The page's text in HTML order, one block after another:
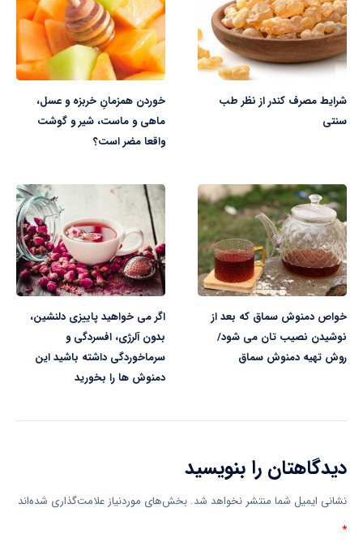
شرایط مصرف کندر از نظر طب
سنتی
خوردن همزمانِ خربزه و عسل،
ماهی و ماست، شیر و گوشت
واقعا مضر است؟
خواص دمنوش سماق که بعد از
نوشیدن نصیب تان می شود/
روش تهیه دمنوش سماق
اگر می خواهید پاییزی دلنشین،
بدون آلرژی، افسردگی و
سرماخوردگی‌ داشته باشید این
دمنوش ها را بخورید
دیدگاهتان را بنویسید
نشانی ایمیل شما منتشر نخواهد شد. بخش‌های موردنیاز علامت‌گذاری شده‌اند
*